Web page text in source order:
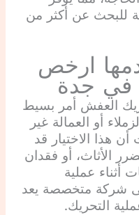
للبحث عن أكثر من
ارخص
جدة
العفش أمر بسيط
أو العمالة غير
هذا الاختيار قد
الأثاث، أو فقدان
أثناء عملية
شركة متخصصة يعد
التحريك.